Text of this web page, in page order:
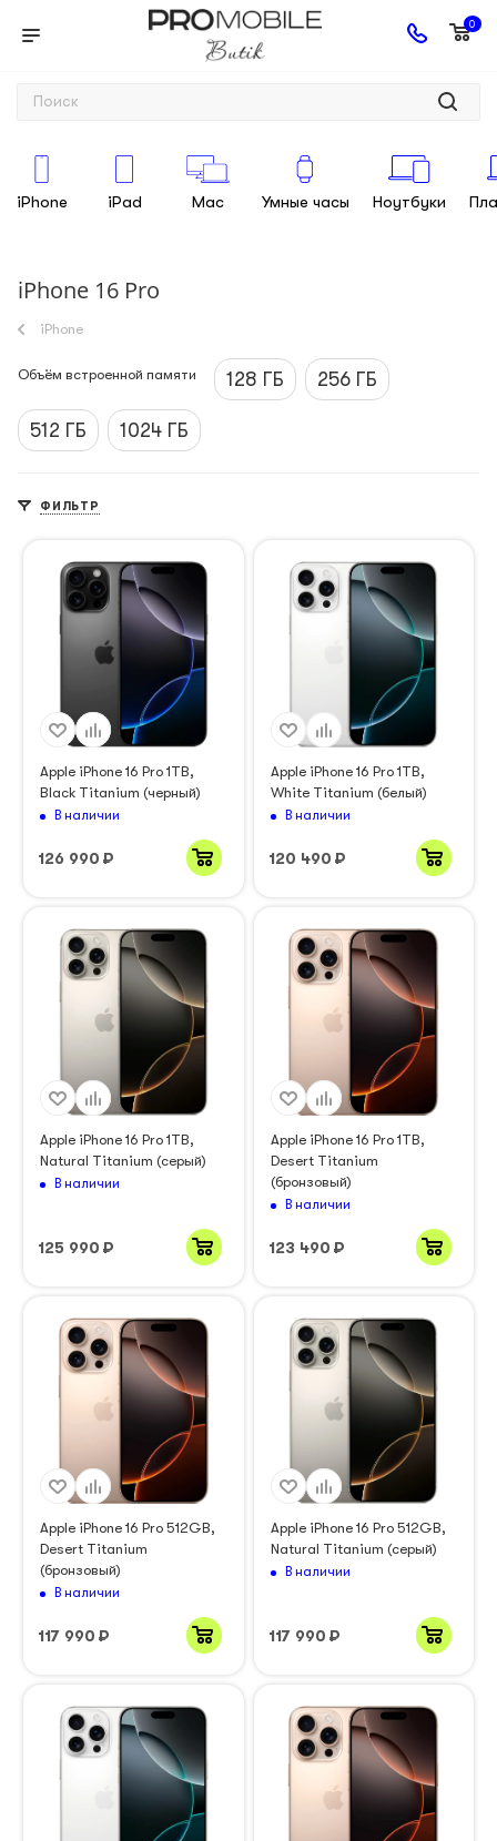
0
iPhone iPad Mac Умные часы Ноутбуки
iPhone 16 Pro
iPhone
Объём встроенной памяти 128 ГБ 256 ГБ
512 ГБ 1024 ГБ
ФИЛЬТР
Apple iPhone 16 Pro 1TB,
Black Titanium (черный)
В наличии
126 990 ₽
Apple iPhone 16 Pro 1TB,
White Titanium (белый)
В наличии
120 490 ₽
Apple iPhone 16 Pro 1TB,
Natural Titanium (серый)
В наличии
125 990 ₽
Apple iPhone 16 Pro 1TB,
Desert Titanium
(бронзовый)
В наличии
123 490 ₽
Apple iPhone 16 Pro 512GB,
Desert Titanium
(бронзовый)
В наличии
117 990 ₽
Apple iPhone 16 Pro 512GB,
Natural Titanium (серый)
В наличии
117 990 ₽